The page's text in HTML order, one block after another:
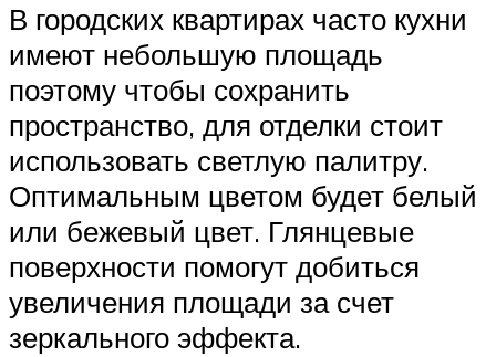
В городских квартирах часто кухни
имеют небольшую площадь
поэтому чтобы сохранить
пространство, для отделки стоит
использовать светлую палитру.
Оптимальным цветом будет белый
или бежевый цвет. Глянцевые
поверхности помогут добиться
увеличения площади за счет
зеркального эффекта.